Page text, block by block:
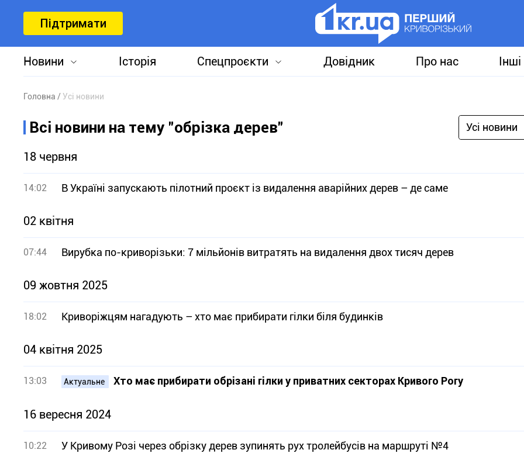
Підтримати
Новини Історія Спецпроєкти Довідник Про нас
Головна Усі новини
Всі новини на тему "обрізка дерев" Усі новини
18 червня
14:02 В Україні запускають пілотний проєкт із видалення аварійних дерев – де саме
02 квітня
07:44 Вирубка по-криворізьки: 7 мільйонів витратять на видалення двох тисяч дерев
09 жовтня 2025
18:02 Криворіжцям нагадують – хто має прибирати гілки біля будинків
04 квітня 2025
13:03 Актуальне Хто має прибирати обрізані гілки у приватних секторах Кривого Рогу
16 вересня 2024
10:22 У Кривому Розі через обрізку дерев зупинять рух тролейбусів на маршруті №4